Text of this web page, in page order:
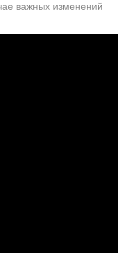
важных изменений